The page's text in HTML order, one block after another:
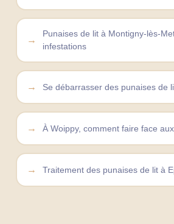
Punaises de lit à Montigny-lès-
infestations
Se débarrasser des punaises de
À Woippy, comment faire face
Traitement des punaises de lit à